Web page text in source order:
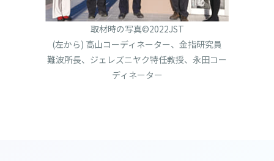
取材時の写真©2022JST
(左から) 高山コーディネーター、金指研究員
難波所長、ジェレズニヤク特任教授、永田コー
ディネーター